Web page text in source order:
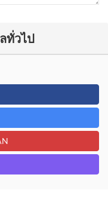
ทั่วไป